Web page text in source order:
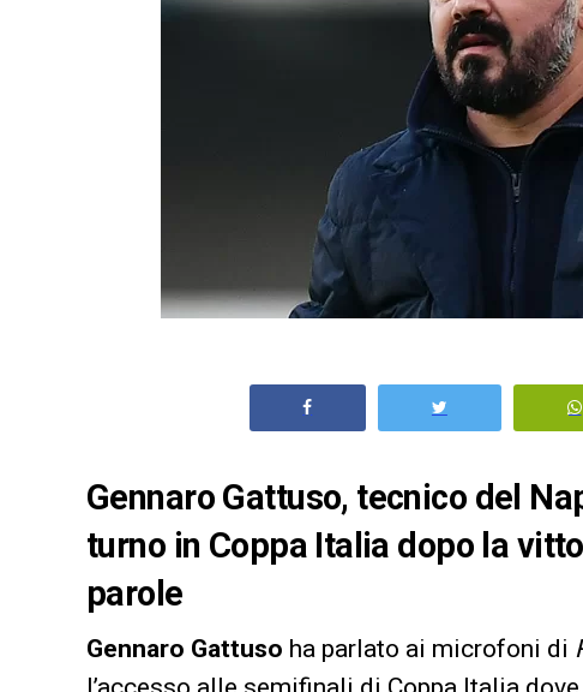
Gennaro Gattuso, tecnico del
turno in Coppa Italia dopo la
parole
Gennaro Gattuso ha parlato ai microfoni di